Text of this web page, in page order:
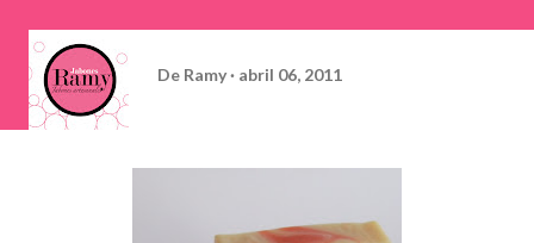
De Ramy abril 06, 2011